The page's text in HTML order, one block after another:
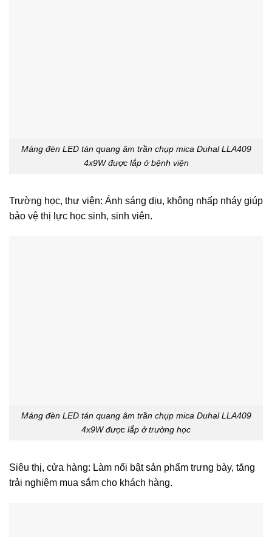
Máng đèn LED tán quang âm trần chụp mica Duhal LLA409
4x9W được lắp ở bệnh viện
Trường học, thư viện: Ánh sáng dịu, không nhấp nháy giúp
bảo vệ thị lực học sinh, sinh viên.
Máng đèn LED tán quang âm trần chụp mica Duhal LLA409
4x9W được lắp ở trường học
Siêu thị, cửa hàng: Làm nổi bật sản phẩm trưng bày, tăng
trải nghiệm mua sắm cho khách hàng.